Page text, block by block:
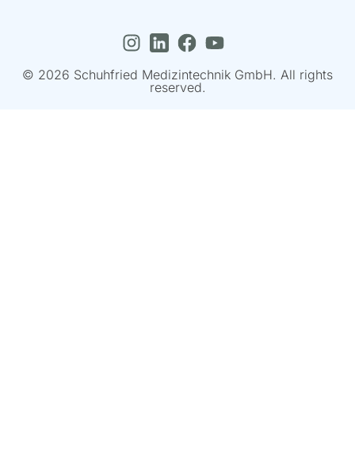
© 2026 Schuhfried Medizintechnik GmbH. All rights
reserved.